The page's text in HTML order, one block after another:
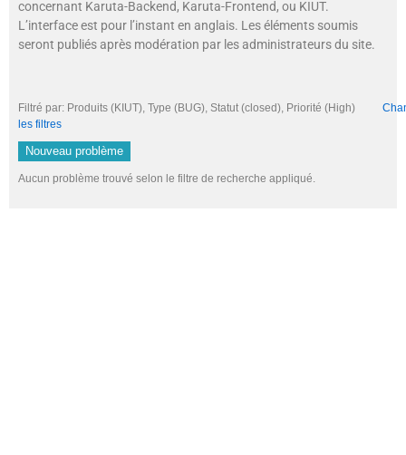
concernant Karuta-Backend, Karuta-Frontend, ou KIUT.
L’interface est pour l’instant en anglais. Les éléments soumis
seront publiés après modération par les administrateurs du site.
Filtré par: Produits (KIUT), Type (BUG), Statut (closed), Priorité (High)
les filtres
Nouveau problème
Aucun problème trouvé selon le filtre de recherche appliqué.